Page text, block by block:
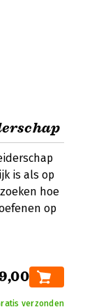
is als op
hoe
op
verzonden